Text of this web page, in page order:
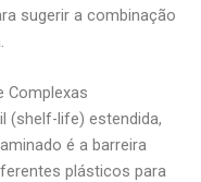
sugerir a combinação
Complexas
(shelf-life) estendida,
é a barreira
plásticos para